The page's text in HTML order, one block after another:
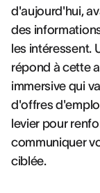
d'aujourd'hui,
des
les intéressent.
répond à cette
immersive qui
d'offres
levier pour
communiquer
ciblée.